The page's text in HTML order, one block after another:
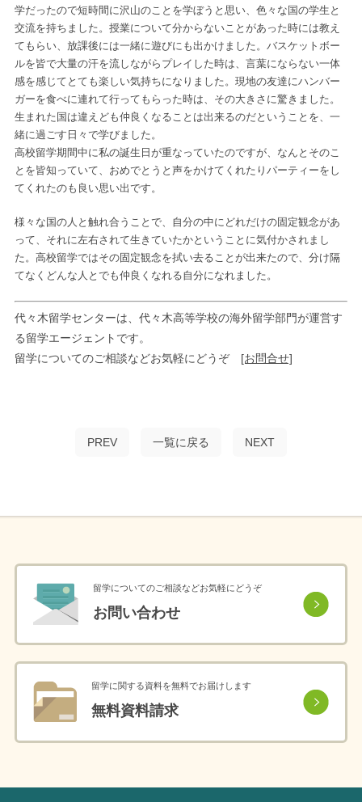
学だったので短時間に沢山のことを学ぼうと思い、色々な国の学生と
交流を持ちました。授業について分からないことがあった時には教え
てもらい、放課後には一緒に遊びにも出かけました。バスケットボー
ルを皆で大量の汗を流しながらプレイした時は、言葉にならない一体
感を感じてとても楽しい気持ちになりました。現地の友達にハンバー
ガーを食べに連れて行ってもらった時は、その大きさに驚きました。
生まれた国は違えども仲良くなることは出来るのだということを、一
緒に過ごす日々で学びました。
高校留学期間中に私の誕生日が重なっていたのですが、なんとそのこ
とを皆知っていて、おめでとうと声をかけてくれたりパーティーをし
てくれたのも良い思い出です。
様々な国の人と触れ合うことで、自分の中にどれだけの固定観念があ
って、それに左右されて生きていたかということに気付かされまし
た。高校留学ではその固定観念を拭い去ることが出来たので、分け隔
てなくどんな人とでも仲良くなれる自分になれました。
代々木留学センターは、代々木高等学校の海外留学部門が運営す
る留学エージェントです。
留学についてのご相談などお気軽にどうぞ [お問合せ]
PREV 一覧に戻る NEXT
留学についてのご相談などお気軽にどうぞ
お問い合わせ
留学に関する資料を無料でお届けします
無料資料請求